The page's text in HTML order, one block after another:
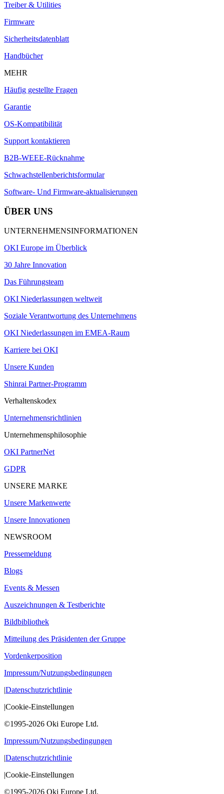
Treiber & Utilities
Firmware
Sicherheitsdatenblatt
Handbücher
MEHR
Häufig gestellte Fragen
Garantie
OS-Kompatibilität
Support kontaktieren
B2B-WEEE-Rücknahme
Schwachstellenberichtsformular
Software- Und Firmware-aktualisierungen
ÜBER UNS
UNTERNEHMENSINFORMATIONEN
OKI Europe im Überblick
30 Jahre Innovation
Das Führungsteam
OKI Niederlassungen weltweit
Soziale Verantwortung des Unternehmens
OKI Niederlassungen im EMEA-Raum
Karriere bei OKI
Unsere Kunden
Shinrai Partner-Programm
Verhaltenskodex
Unternehmensrichtlinien
Unternehmensphilosophie
OKI PartnerNet
GDPR
UNSERE MARKE
Unsere Markenwerte
Unsere Innovationen
NEWSROOM
Pressemeldung
Blogs
Events & Messen
Auszeichnungen & Testberichte
Bildbibliothek
Mitteilung des Präsidenten der Gruppe
Vordenkerposition
Impressum/Nutzungsbedingungen
|Datenschutzrichtlinie
|Cookie-Einstellungen
©1995-2026 Oki Europe Ltd.
Impressum/Nutzungsbedingungen
|Datenschutzrichtlinie
|Cookie-Einstellungen
©1995-2026 Oki Europe Ltd.